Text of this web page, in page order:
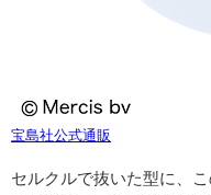
宝島社公式通販
セルクルで抜いた型に、